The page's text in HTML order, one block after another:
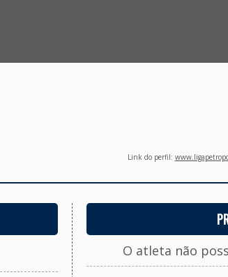
Link do perfil:
O atleta não